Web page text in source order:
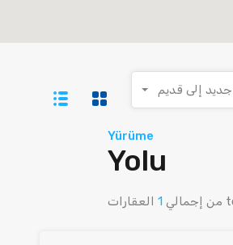
Yürüme
Yolu
من إجمالي 1 العقارات
جديد إلى قديم